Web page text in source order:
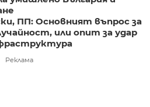
ПП: Основният въпрос за
или опит за удар
Реклама